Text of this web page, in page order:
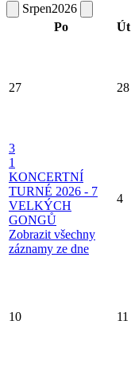
Srpen2026
Po
Út
27 28
3
1
KONCERTNÍ
TURNÉ 2026 - 7
VELKÝCH
GONGŮ
Zobrazit všechny
záznamy ze dne
4
10 11